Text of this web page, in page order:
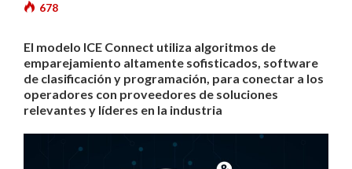
678
El modelo ICE Connect utiliza algoritmos de
emparejamiento altamente sofisticados, software
de clasificación y programación, para conectar a los
operadores con proveedores de soluciones
relevantes y líderes en la industria